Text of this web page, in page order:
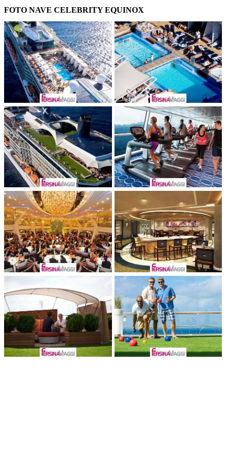
FOTO NAVE CELEBRITY EQUINOX